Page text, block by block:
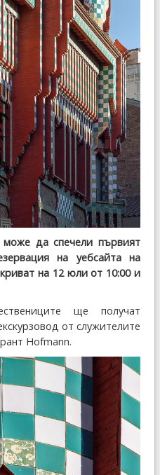
да спечели първият
на уебсайта на
на 12 юли от 10:00 и
ще получат
от служителите
Hofmann.